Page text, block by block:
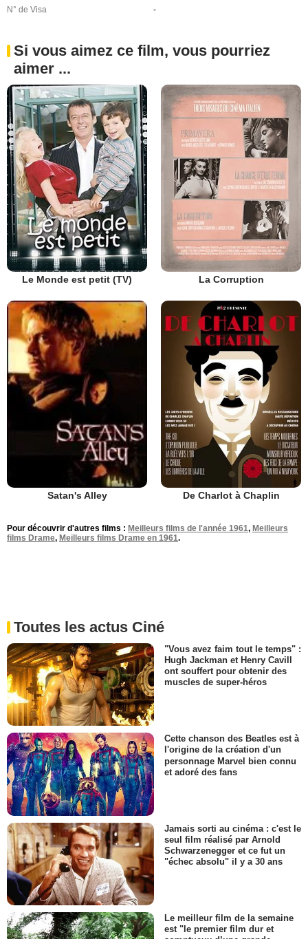
N° de Visa
-
Si vous aimez ce film, vous pourriez
aimer ...
Le Monde est petit (TV) La Corruption
Satan's Alley De Charlot à Chaplin
Pour découvrir d'autres films : Meilleurs films de l'année 1961, Meilleurs
films Drame, Meilleurs films Drame en 1961.
Toutes les actus Ciné
"Vous avez faim tout le temps" :
Hugh Jackman et Henry Cavill
ont souffert pour obtenir des
muscles de super-héros
Cette chanson des Beatles est à
l'origine de la création d'un
personnage Marvel bien connu
et adoré des fans
Jamais sorti au cinéma : c'est le
seul film réalisé par Arnold
Schwarzenegger et ce fut un
"échec absolu" il y a 30 ans
Le meilleur film de la semaine
est "le premier film dur et